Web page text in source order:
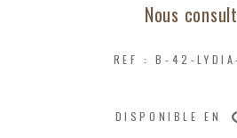
Nous
REF : B-42-
DISPONIBLE EN